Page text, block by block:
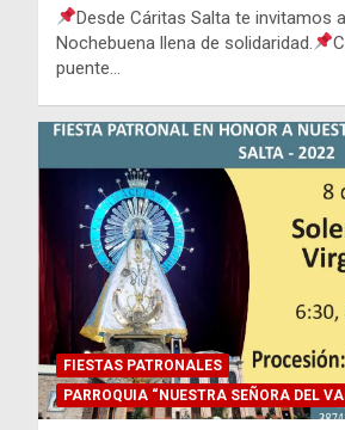
Desde Cáritas Salta te invitamos
Nochebuena llena de solidaridad.
puente…
FIESTAS PATRONALES
PARROQUIA “NUESTRA SEÑORA DEL